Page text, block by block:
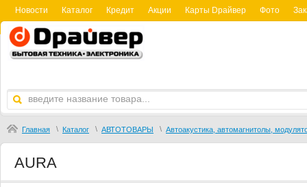
Новости Каталог Кредит Акции Карты Dрайвер Фото
Главная \ Каталог \ АВТОТОВАРЫ \ Автоакустика, автомагнитолы,
AURA